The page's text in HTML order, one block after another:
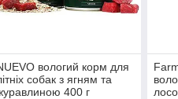
вологий корм для
собак з ягням та
400 г